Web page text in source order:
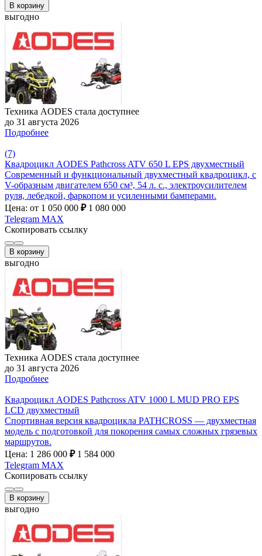
В корзину
выгодно
Техника AODES стала доступнее
до 31 августа 2026
Подробнее
(7)
Квадроцикл AODES Pathcross ATV 650 L EPS двухместный
Современный и функциональный двухместный квадроцикл, с
V-образным двигателем 650 см³, 54 л. с., электроусилителем
руля, лебедкой, фаркопом и усиленными бамперами.
Цена: от 1 050 000 ₽ 1 080 000
Telegram MAX
Скопировать ссылку
В корзину
выгодно
Техника AODES стала доступнее
до 31 августа 2026
Подробнее
Квадроцикл AODES Pathcross ATV 1000 L MUD PRO EPS
LCD двухместный
Спортивная версия квадроцикла PATHCROSS — двухместная
модель с подготовкой для покорения самых сложных грязевых
маршрутов.
Цена: 1 286 000 ₽ 1 584 000
Telegram MAX
Скопировать ссылку
В корзину
выгодно